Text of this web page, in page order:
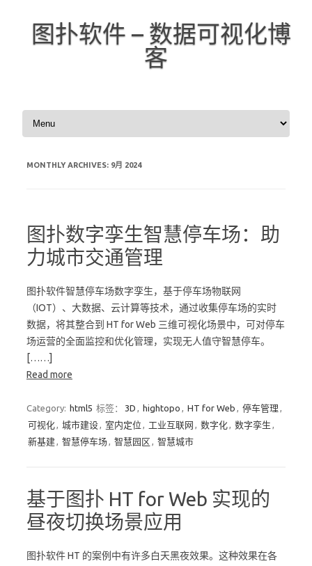
图扑软件 – 数据可视化博
客
Skip to content
MONTHLY ARCHIVES: 9月 2024
图扑数字孪生智慧停车场：助
力城市交通管理
图扑软件智慧停车场数字孪生，基于停车场物联网
（IOT）、大数据、云计算等技术，通过收集停车场的实时
数据，将其整合到 HT for Web 三维可视化场景中，可对停车
场运营的全面监控和优化管理，实现无人值守智慧停车。
[……]
Read more
Category: html5 标签： 3D , hightopo , HT for Web , 停车管理 ,
可视化, 城市建设, 室内定位 , 工业互联网 , 数字化, 数字孪生 ,
新基建, 智慧停车场, 智慧园区 , 智慧城市
基于图扑 HT for Web 实现的
昼夜切换场景应用
图扑软件 HT 的案例中有许多白天黑夜效果。这种效果在各